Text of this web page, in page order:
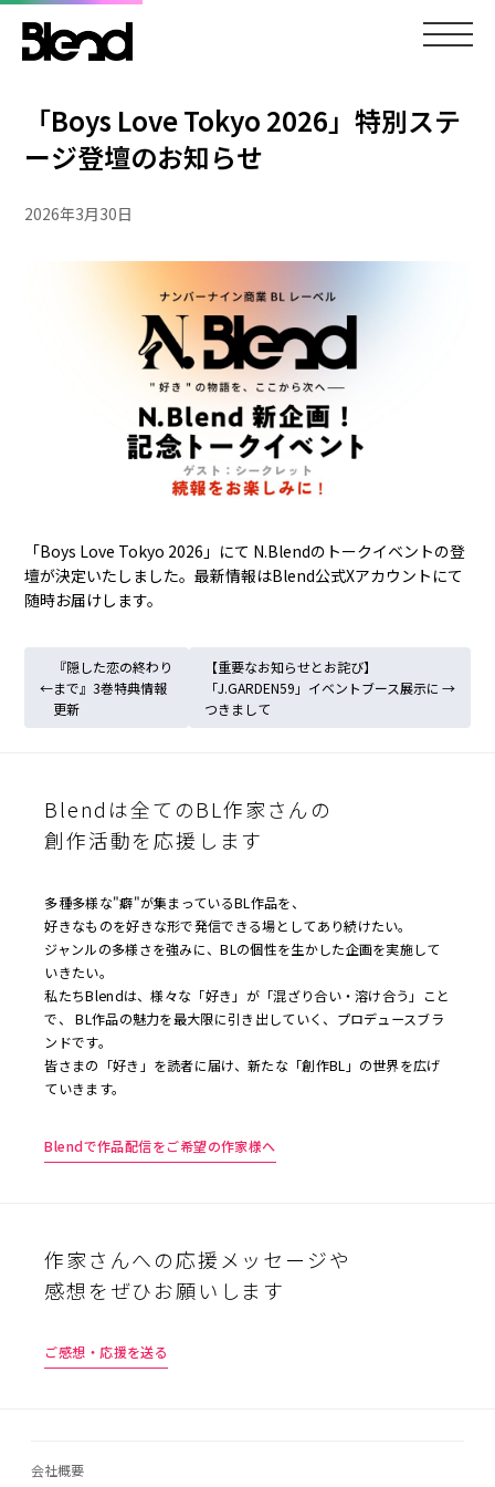
「Boys Love Tokyo 2026」特別ステ
ージ登壇のお知らせ
2026年3月30日
「Boys Love Tokyo 2026 」にて N.Blendのトークイベントの登
壇が決定いたしました。最新情報はBlend公式Xアカウント にて
随時お届けします。
ビ
ゲ
シ
ョ
←
『隠した恋の終わり
まで』3巻特典情報
更新
【重要なお知らせとお詫び】
「J.GARDEN59」イベントブース展示に
つきまして
→
Blendは全てのBL作家さんの
創作活動を応援します
多種多様な"癖"が集まっているBL作品を、
好きなものを好きな形で発信できる場としてあり続けたい。
ジャンルの多様さを強みに、BLの個性を生かした企画を実施して
いきたい。
私たちBlendは、様々な「好き」が「混ざり合い・溶け合う」こと
で、 BL作品の魅力を最大限に引き出していく、プロデュースブラ
ンドです。
皆さまの「好き」を読者に届け、新たな「創作BL」の世界を広げ
ていきます。
Blendで作品配信をご希望の作家様へ
作家さんへの応援メッセージや
感想をぜひお願いします
ご感想・応援を送る
会社概要